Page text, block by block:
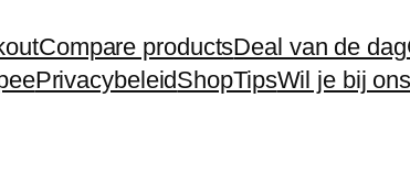
Compare productsDeal van de dag
PrivacybeleidShopTipsWil je bij